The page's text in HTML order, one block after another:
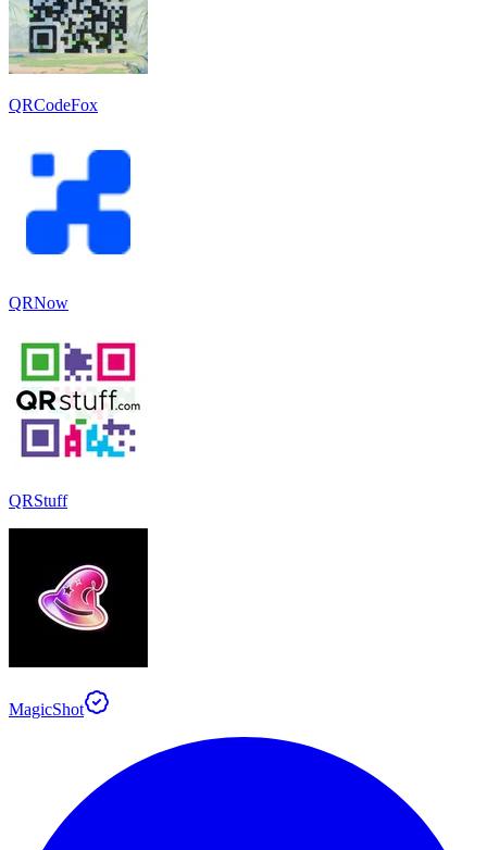
QRCodeFox
QRNow
QRStuff
MagicShot